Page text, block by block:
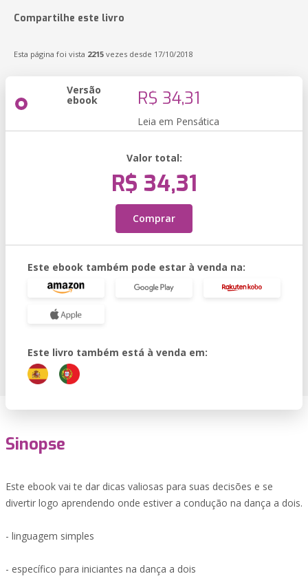
Compartilhe este livro
Esta página foi vista 2215 vezes desde 17/10/2018
Versão
ebook R$ 34,31
Leia em Pensática
Valor total:
R$ 34,31
Comprar
Este ebook também pode estar à venda na:
Este livro também está à venda em:
Sinopse
Este ebook vai te dar dicas valiosas para suas decisões e se
divertir logo aprendendo onde estiver a condução na dança a dois.
- linguagem simples
- específico para iniciantes na dança a dois